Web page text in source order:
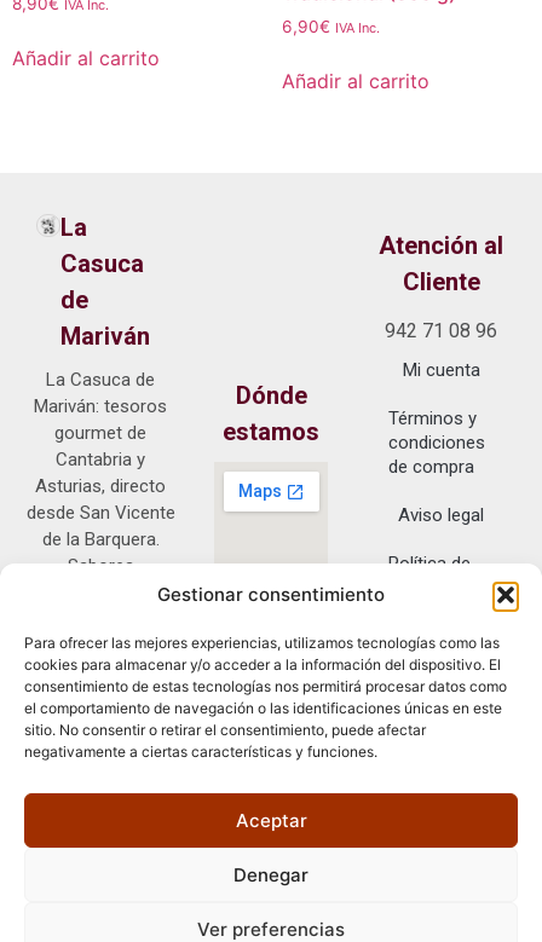
Gestionar consentimiento
Para ofrecer las mejores experiencias, utilizamos tecnologías como las
cookies para almacenar y/o acceder a la información del dispositivo. El
consentimiento de estas tecnologías nos permitirá procesar datos como
el comportamiento de navegación o las identificaciones únicas en este
sitio. No consentir o retirar el consentimiento, puede afectar
negativamente a ciertas características y funciones.
Aceptar
Denegar
Ver preferencias
8,90€ IVA Inc.
Añadir al carrito
6,90€ IVA Inc.
Añadir al carrito
La
Casuca
de
Mariván
La Casuca de
Mariván: tesoros
gourmet de
Cantabria y
Asturias, directo
desde San Vicente
de la Barquera.
Sabores
auténticos con
en Península.
Pl. Mayor del
Fuero, 2, 39540
San Vicente de la
Barquera,
Dónde
estamos
Atención al
Cliente
942 71 08 96
Mi cuenta
Términos y
condiciones
de compra
Aviso legal
Política de
Política de
cookies